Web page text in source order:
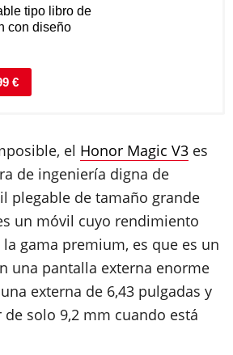
€
tipo libro de
con diseño
el Honor Magic V3 es
de ingeniería digna de
plegable de tamaño grande
un móvil cuyo rendimiento
gama premium, es que es un
una pantalla externa enorme
externa de 6,43 pulgadas y
solo 9,2 mm cuando está